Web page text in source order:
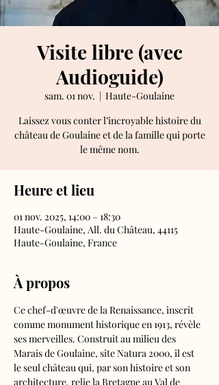
Visite libre (avec
Audioguide)
sam. 01 nov.
  |
Haute-Goulaine
Laissez vous conter l’incroyable histoire du
château de Goulaine et de la famille qui porte
le même nom.
Heure et lieu
01 nov. 2025, 14:00 – 18:30
Haute-Goulaine, All. du Château, 44115
Haute-Goulaine, France
À propos
Ce chef-d'œuvre de la Renaissance, inscrit
comme monument historique en 1913, révèle
ses merveilles. Construit au milieu des
Marais de Goulaine, site Natura 2000, il est
le seul château qui, par son histoire et son
architecture, relie la Bretagne au Val de